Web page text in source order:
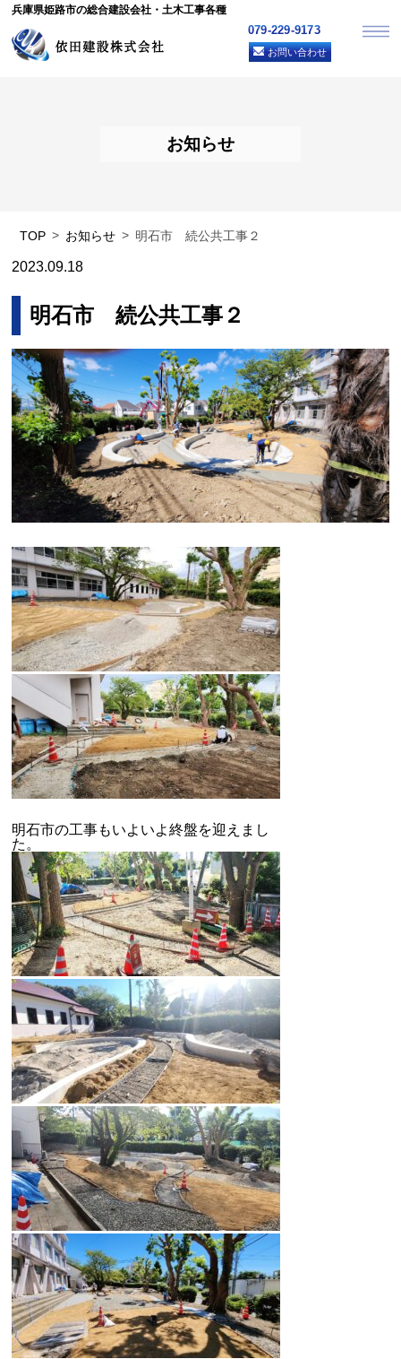
兵庫県姫路市の総合建設会社・土木工事各種
079-229-9173
お問い合わせ
お知らせ
TOP お知らせ 明石市 続公共工事２
2023.09.18
明石市 続公共工事２
明石市の工事もいよいよ終盤を迎えまし
た。